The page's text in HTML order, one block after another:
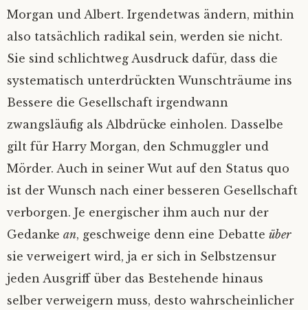
Morgan und Albert. Irgendetwas ändern, mithin
also tatsächlich radikal sein, werden sie nicht.
Sie sind schlichtweg Ausdruck dafür, dass die
systematisch unterdrückten Wunschträume ins
Bessere die Gesellschaft irgendwann
zwangsläufig als Albdrücke einholen. Dasselbe
gilt für Harry Morgan, den Schmuggler und
Mörder. Auch in seiner Wut auf den Status quo
ist der Wunsch nach einer besseren Gesellschaft
verborgen. Je energischer ihm auch nur der
Gedanke an, geschweige denn eine Debatte über
sie verweigert wird, ja er sich in Selbstzensur
jeden Ausgriff über das Bestehende hinaus
selber verweigern muss, desto wahrscheinlicher